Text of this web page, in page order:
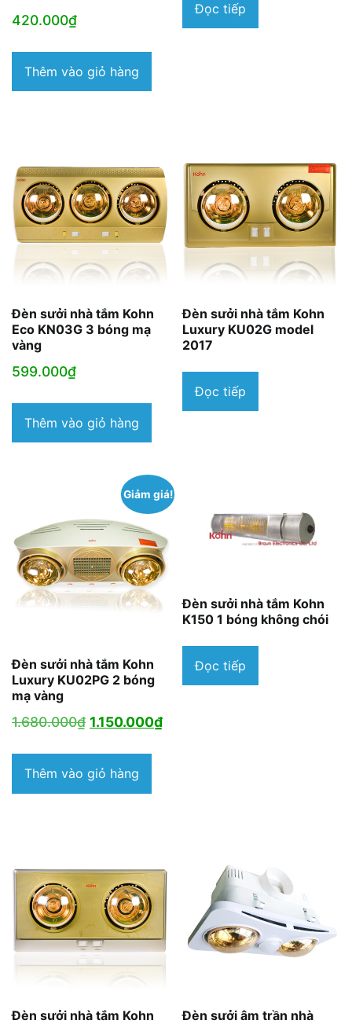
420.000₫
Thêm vào giỏ hàng
Đọc tiếp
Đèn sưởi nhà tắm Kohn
Eco KN03G 3 bóng mạ
vàng
599.000₫
Thêm vào giỏ hàng
Đèn sưởi nhà tắm Kohn
Luxury KU02G model
2017
Đọc tiếp
Giảm giá!
Đèn sưởi nhà tắm Kohn
Luxury KU02PG 2 bóng
mạ vàng
1.680.000₫ Giá
là:
1.680.000₫.
1.150.000₫Giá
Thêm vào giỏ hàng
Đèn sưởi nhà tắm Kohn
K150 1 bóng không chói
Đọc tiếp
Đèn sưởi nhà tắm Kohn
Đèn sưởi âm trần nhà